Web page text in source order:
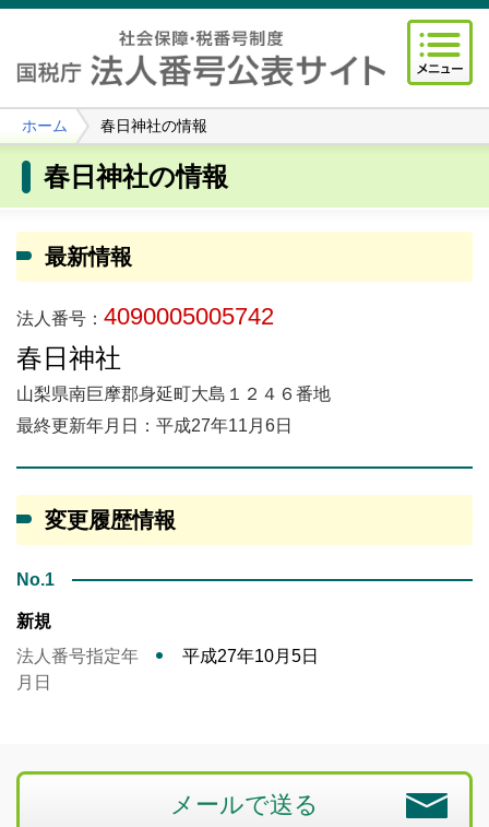
ホーム 春日神社の情報
春日神社の情報
最新情報
法人番号： 4090005005742
春日神社
山梨県南巨摩郡身延町大島１２４６番地
最終更新年月日：平成27年11月6日
変更履歴情報
No.1
新規
法人番号指定年
月日
平成27年10月5日
メールで送る